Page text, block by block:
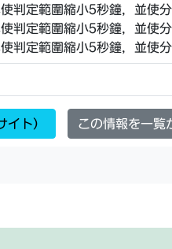
判定範圍縮小5秒鐘，並使
判定範圍縮小5秒鐘，並使
判定範圍縮小5秒鐘，並使
ト） この情報を一覧